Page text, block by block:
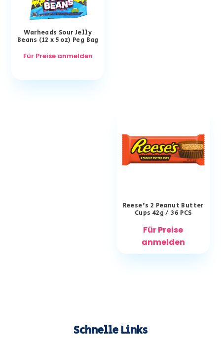
Warheads Sour Jelly
Beans (12 x 5 oz) Peg Bag
Für Preise anmelden
Reese’s 2 Peanut Butter
Cups 42g / 36 PCS
Für Preise
anmelden
Schnelle Links